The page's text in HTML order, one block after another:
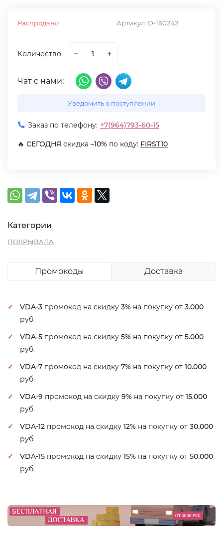
Артикул: D-160242
Распродано
Количество:
Чат с нами:
Уведомить о поступлении
Заказ по телефону: +7(964)793-60-15
🔥 СЕГОДНЯ скидка –10% по коду: FIRST10
Категории
ПОКРЫВАЛА
Промокоды Доставка
VDA-3 промокод на скидку 3% на покупку от 3.000
руб.
VDA-5 промокод на скидку 5% на покупку от 5.000
руб.
VDA-7 промокод на скидку 7% на покупку от 10.000
руб.
VDA-9 промокод на скидку 9% на покупку от 15.000
руб.
VDA-12 промокод на скидку 12% на покупку от 30.000
руб.
VDA-15 промокод на скидку 15% на покупку от 50.000
руб.